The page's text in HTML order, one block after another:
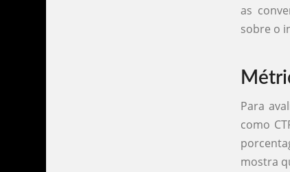
as
sobre o
Para
como
mostra